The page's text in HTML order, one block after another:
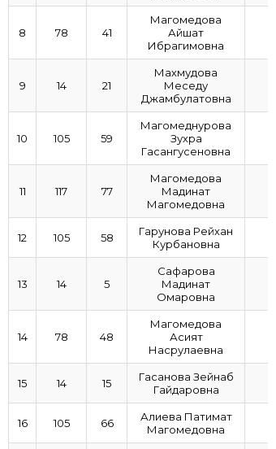
8 78 41
Магомедова
Айшат
Ибрагимовна
9 14 21
Махмудова
Меседу
Джамбулатовна
10 105 59
Магомеднурова
Зухра
Гасангусеновна
11 117 77
Магомедова
Мадинат
Магомедовна
12 105 58
Гарунова Рейхан
Курбановна
13 14 5
Сафарова
Мадинат
Омаровна
14 78 48
Магомедова
Асият
Насрулаевна
15 14 15
Гасанова Зейнаб
Гайдаровна
16 105 66
Алиева Патимат
Магомедовна